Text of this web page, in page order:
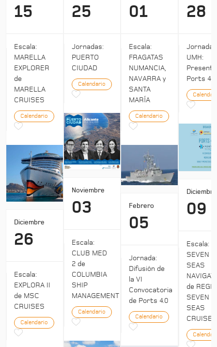
15
Escala:
MARELLA
EXPLORER
de
MARELLA
CRUISES
Calendario
Diciembre
26
Escala:
EXPLORA II
de MSC
CRUISES
Calendario
25
Jornadas:
PUERTO
CIUDAD
Calendario
Noviembre
03
Escala:
CLUB MED
2 de
COLUMBIA
SHIP
MANAGEMENT
Calendario
01
Escala:
FRAGATAS
NUMANCIA,
NAVARRA y
SANTA
MARÍA
Calendario
Febrero
05
Jornada:
Difusión de
la VI
Convocatoria
de Ports 4.0
Calendario
28
Jornadas
UMH:
Ports 4:0
Diciembre
09
Escala:
SEVEN
SEAS
de
SEVEN
SEAS
CRUISES